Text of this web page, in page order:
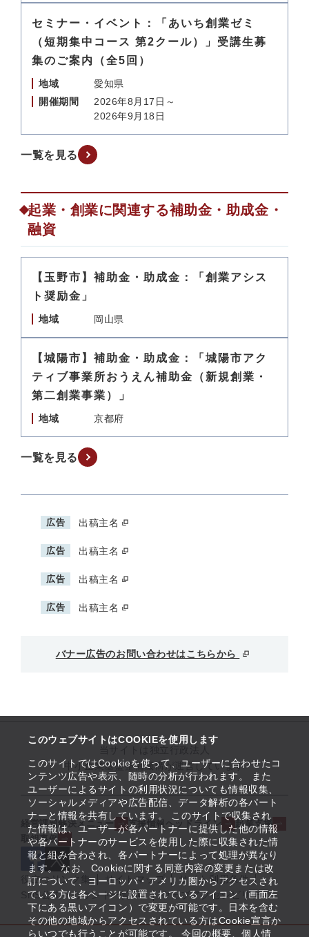
このウェブサイトはCOOKIEを使用します
このサイトではCookieを使って、ユーザーに合わせたコ
ンテンツ広告や表示、随時の分析が行われます。 また
ユーザーによるサイトの利用状況についても情報収集、
ソーシャルメディアや広告配信、データ解析の各パート
ナーと情報を共有しています。 このサイトで収集され
た情報は、ユーザーが各パートナーに提供した他の情報
や各パートナーのサービスを使用した際に収集された情
報と組み合わされ、各パートナーによって処理が異なり
ます。 なお、Cookieに関する同意内容の変更または改
訂について、ヨーロッパ・アメリカ圏からアクセスされ
ている方は各ページに設置されているアイコン（画面左
下にある黒いアイコン）で変更が可能です。日本を含む
その他の地域からアクセスされている方はCookie宣言か
らいつでも行うことが可能です。 今回の概要、個人情
セミナー・イベント：「あいち創業ゼミ
（短期集中コース 第2クール）」受講生募
集のご案内（全5回）
地域
愛知県
開催期間
2026年8月17日～
2026年9月18日
一覧を見る
起業・創業に関連する補助金・助成金・
融資
【玉野市】補助金・助成金：「創業アシス
ト奨励金」
地域 岡山県
【城陽市】補助金・助成金：「城陽市アク
ティブ事業所おうえん補助金（新規創業・
第二創業事業）」
地域 京都府
一覧を見る
広告 出稿主名
広告 出稿主名
広告 出稿主名
広告 出稿主名
バナー広告のお問い合わせはこちらから
中小企業基盤整備機構が運営しています
経営課題解決メニュー 支援情報ヘッドライン
起業支援
取組事例
役立つリンク集 サイトマップ
サイト利用条件
SNS公式アカウント一覧
ウェブアクセシビリティ